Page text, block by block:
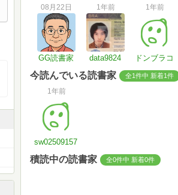
08月22日
GG読書家
1年前
data9824
1年前
ドンブラコ
今読んでいる読書家 全1件中 新着1件
1年前
sw02509157
積読中の読書家 全0件中 新着0件